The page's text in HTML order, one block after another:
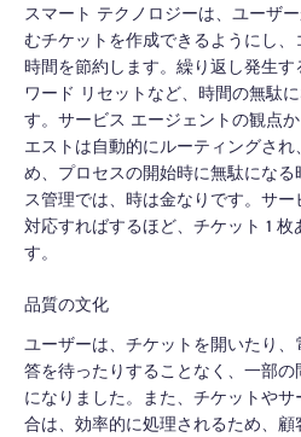
スマート テクノロジーは、ユーザ
むチケットを作成できるようにし
時間を節約します。繰り返し発生
ワード リセットなど、時間の無駄
す。サービス エージェントの観点
エストは自動的にルーティングさ
め、プロセスの開始時に無駄にな
ス管理では、時は金なりです。サ
対応すればするほど、チケット 1
す。
品質の文化
ユーザーは、チケットを開いたり
答を待ったりすることなく、一部
になりました。また、チケットや
合は、効率的に処理されるため、顧